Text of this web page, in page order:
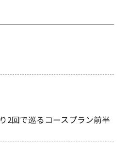
2回で巡るコースプラン前半